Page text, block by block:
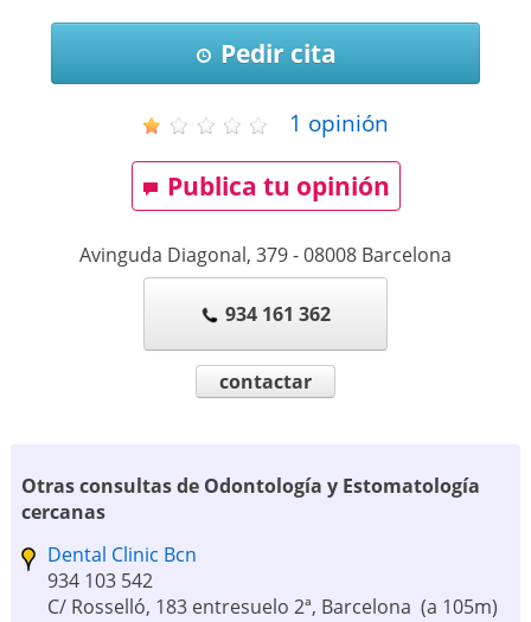
Pedir cita
1 opinión
Publica tu opinión
Avinguda Diagonal, 379-08008 Barcelona
934 161 362
contactar
Otras consultas de Odontología y Estomatología
cercanas
Dental Clinic Bcn
934 103 542
C/ Rosselló, 183 entresuelo 2ª, Barcelona (a 105m)